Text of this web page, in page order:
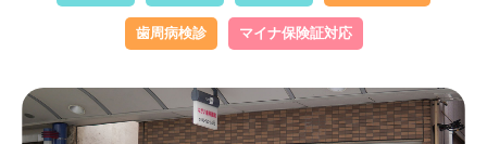
歯周病検診 マイナ保険証対応